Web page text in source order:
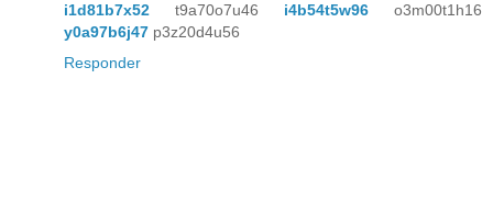
i1d81b7x52 t9a70o7u46 i4b54t5w96 o3m00t1h16
y0a97b6j47 p3z20d4u56
Responder